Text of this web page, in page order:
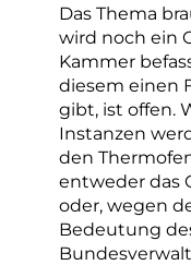
Das Thema
wird noch ein
Kammer
diesem einen
gibt, ist offen.
Instanzen
den
entweder das
oder, wegen
Bedeutung